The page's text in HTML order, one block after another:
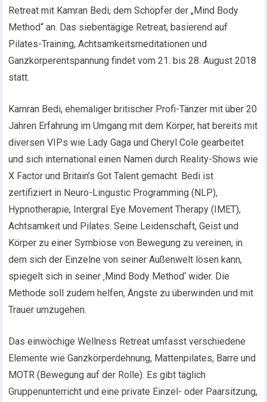
Retreat mit Kamran Bedi, dem Schöpfer der „Mind Body
Method“ an. Das siebentägige Retreat, basierend auf
Pilates-Training, Achtsamkeitsmeditationen und
Ganzkörperentspannung findet vom 21. bis 28. August 2018
statt.
Kamran Bedi, ehemaliger britischer Profi-Tänzer mit über 20
Jahren Erfahrung im Umgang mit dem Körper, hat bereits mit
diversen VIPs wie Lady Gaga und Cheryl Cole gearbeitet
und sich international einen Namen durch Reality-Shows wie
X Factor und Britain’s Got Talent gemacht. Bedi ist
zertifiziert in Neuro-Lingustic Programming (NLP),
Hypnotherapie, Intergral Eye Movement Therapy (IMET),
Achtsamkeit und Pilates. Seine Leidenschaft, Geist und
Körper zu einer Symbiose von Bewegung zu vereinen, in
dem sich der Einzelne von seiner Außenwelt lösen kann,
spiegelt sich in seiner ‚Mind Body Method‘ wider. Die
Methode soll zudem helfen, Ängste zu überwinden und mit
Trauer umzugehen.
Das einwöchige Wellness Retreat umfasst verschiedene
Elemente wie Ganzkörperdehnung, Mattenpilates, Barre und
MOTR (Bewegung auf der Rolle). Es gibt täglich
Gruppenunterricht und eine private Einzel- oder Paarsitzung,